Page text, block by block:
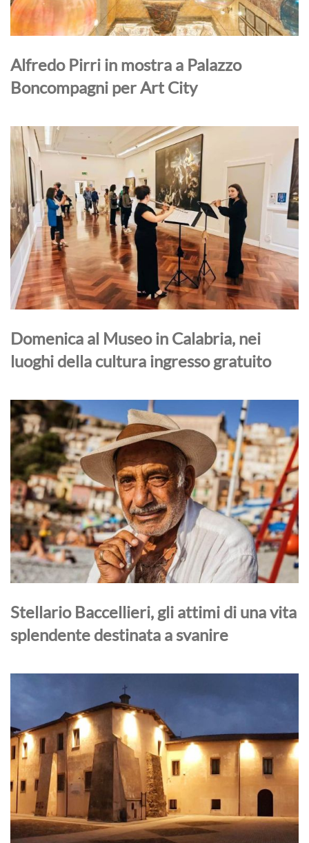
Alfredo Pirri in mostra a Palazzo
Boncompagni per Art City
Domenica al Museo in Calabria, nei
luoghi della cultura ingresso gratuito
Stellario Baccellieri, gli attimi di una vita
splendente destinata a svanire